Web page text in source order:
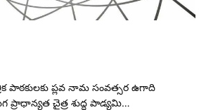
పాఠకులకు ప్లవ నామ సంవత్సర ఉగాది
ప్రాధాన్యత చైత్ర శుద్ధ పాడ్యమి…